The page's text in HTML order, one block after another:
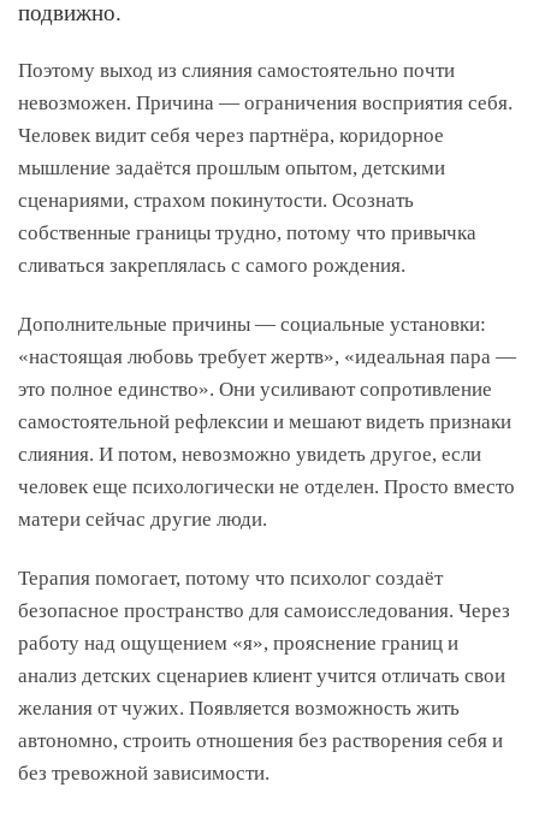
подвижно.
Поэтому выход из слияния самостоятельно почти
невозможен. Причина — ограничения восприятия себя.
Человек видит себя через партнёра, коридорное
мышление задаётся прошлым опытом, детскими
сценариями, страхом покинутости. Осознать
собственные границы трудно, потому что привычка
сливаться закреплялась с самого рождения.
Дополнительные причины — социальные установки:
«настоящая любовь требует жертв», «идеальная пара —
это полное единство». Они усиливают сопротивление
самостоятельной рефлексии и мешают видеть признаки
слияния. И потом, невозможно увидеть другое, если
человек еще психологически не отделен. Просто вместо
матери сейчас другие люди.
Терапия помогает, потому что психолог создаёт
безопасное пространство для самоисследования. Через
работу над ощущением «я», прояснение границ и
анализ детских сценариев клиент учится отличать свои
желания от чужих. Появляется возможность жить
автономно, строить отношения без растворения себя и
без тревожной зависимости.